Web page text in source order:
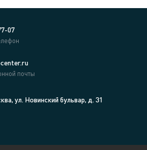
07
почты
ул. Новинский бульвар, д. 31